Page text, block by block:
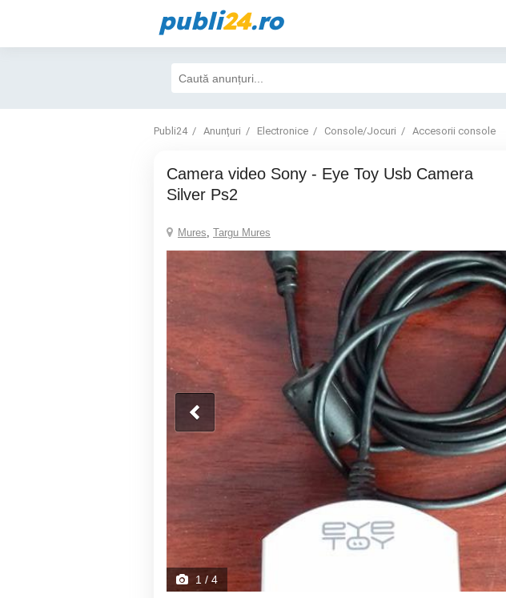
publi24.ro
Publi24 Anunțuri Electronice Console/Jocuri Accesorii console
Camera video Sony - Eye Toy Usb Camera
Silver Ps2
Mures, Targu Mures
1 / 4